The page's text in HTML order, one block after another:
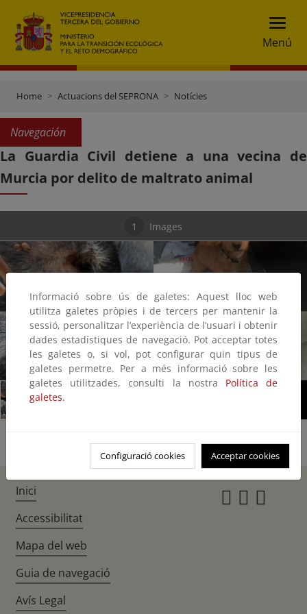
Menú
Home Actuacions del SEPRONA Notícies
Navegación
La Guardia Civil detiene a una vecina de
Murcia por delito de maltrato animal
1 Images
1/1
Informació sobre ús de galetes: Aquest lloc web
utilitza galetes pròpies i de tercers per mantenir la
sessió, personalitzar l’experiència de l’usuari i obtenir
dades estadístiques de navegació. Pot acceptar totes
les galetes o, si vol, pot configurar quin tipus de
galetes permetre. Per a més informació sobre les
galetes utilitzades, consulti la nostra Política de
galetes.
Configuració cookies Acceptar cookies
Inici
Accessibilitat
Mapa del web
Guia de navegació
Avís Legal